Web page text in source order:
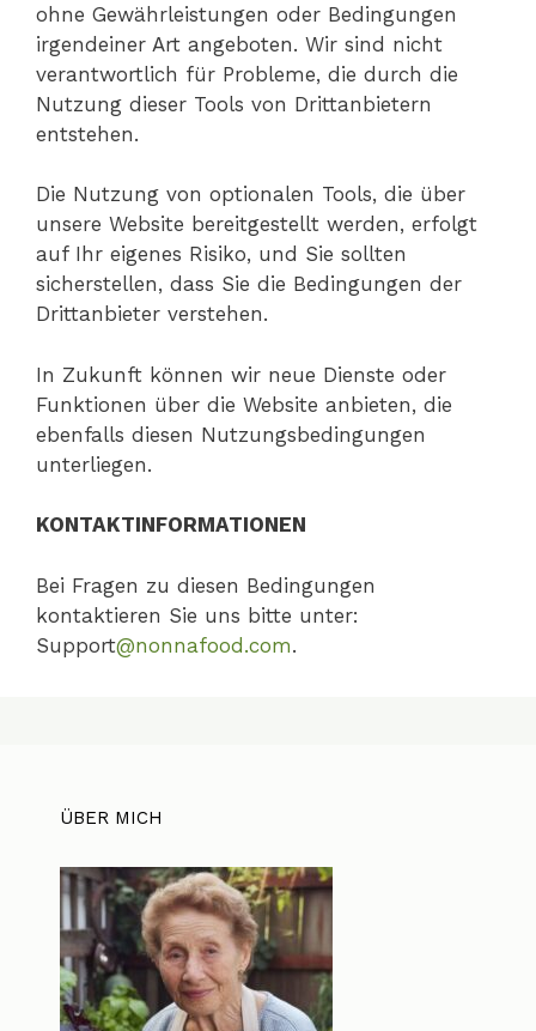
ohne Gewährleistungen oder Bedingungen
irgendeiner Art angeboten. Wir sind nicht
verantwortlich für Probleme, die durch die
Nutzung dieser Tools von Drittanbietern
entstehen.
Die Nutzung von optionalen Tools, die über
unsere Website bereitgestellt werden, erfolgt
auf Ihr eigenes Risiko, und Sie sollten
sicherstellen, dass Sie die Bedingungen der
Drittanbieter verstehen.
In Zukunft können wir neue Dienste oder
Funktionen über die Website anbieten, die
ebenfalls diesen Nutzungsbedingungen
unterliegen.
KONTAKTINFORMATIONEN
Bei Fragen zu diesen Bedingungen
kontaktieren Sie uns bitte unter:
Support@nonnafood.com.
ÜBER MICH